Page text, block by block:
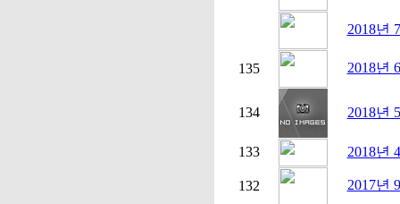
2018년
135 2018년
134 2018년
133 2018년
132 2017년